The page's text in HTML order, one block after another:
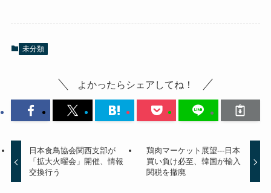
未分類
よかったらシェアしてね！
日本食鳥協会関西支部が
「拡大火曜会」開催、情報
交換行う
鶏肉マーケット展望---日本
買い負け必至、韓国が輸入
関税を撤廃